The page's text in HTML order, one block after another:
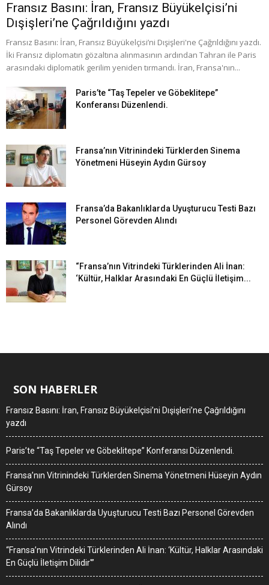
Fransız Basını: İran, Fransız Büyükelçisi’ni
Dışişleri’ne Çağrıldığını yazdı
Fransız Basını: İran, Fransız Büyükelçisi’ni Dışişleri'ne Çağrıldığını yazdı.
İki Fransız diplomatın gözaltına alınmasının ardından Tahran ile Paris
arasındaki diplomatik gerilim yeniden tırmandı. İran, Fransa'nın...
Paris’te “Taş Tepeler ve Göbeklitepe”
Konferansı Düzenlendi.
Fransa’nın Vitrinindeki Türklerden Sinema
Yönetmeni Hüseyin Aydın Gürsoy
Fransa’da Bakanlıklarda Uyuşturucu Testi Bazı
Personel Görevden Alındı
“Fransa’nın Vitrindeki Türklerinden Ali İnan:
‘Kültür, Halklar Arasındaki En Güçlü İletişim...
SON HABERLER
Fransız Basını: İran, Fransız Büyükelçisi’ni Dışişleri’ne Çağrıldığını
yazdı
Paris’te “Taş Tepeler ve Göbeklitepe” Konferansı Düzenlendi.
Fransa’nın Vitrinindeki Türklerden Sinema Yönetmeni Hüseyin Aydın
Gürsoy
Fransa’da Bakanlıklarda Uyuşturucu Testi Bazı Personel Görevden
Alındı
“Fransa’nın Vitrindeki Türklerinden Ali İnan: ‘Kültür, Halklar Arasındaki
En Güçlü İletişim Dilidir'”